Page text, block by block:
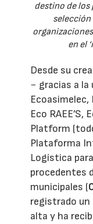
destino de
en el
Desde su
− gracias a la
Ecoasimelec,
Eco
Platform
Plataforma
Logística
procedentes
municipales (
registrado un
alta y ha